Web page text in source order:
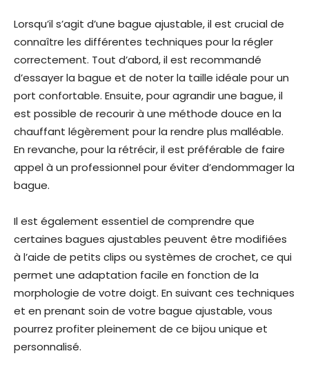
Lorsqu’il s’agit d’une bague ajustable, il est crucial de
connaître les différentes techniques pour la régler
correctement. Tout d’abord, il est recommandé
d’essayer la bague et de noter la taille idéale pour un
port confortable. Ensuite, pour agrandir une bague, il
est possible de recourir à une méthode douce en la
chauffant légèrement pour la rendre plus malléable.
En revanche, pour la rétrécir, il est préférable de faire
appel à un professionnel pour éviter d’endommager la
bague.
Il est également essentiel de comprendre que
certaines bagues ajustables peuvent être modifiées
à l’aide de petits clips ou systèmes de crochet, ce qui
permet une adaptation facile en fonction de la
morphologie de votre doigt. En suivant ces techniques
et en prenant soin de votre bague ajustable, vous
pourrez profiter pleinement de ce bijou unique et
personnalisé.